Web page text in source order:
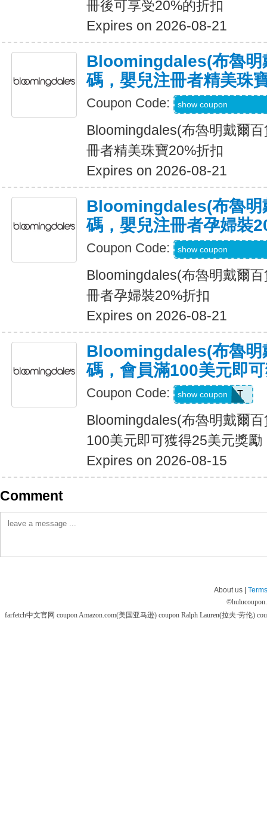
冊後可享受20%的折扣
Expires on 2026-08-21
Bloomingdales(布魯明
碼，嬰兒注冊者精美珠
Coupon Code: Code Provided
show coupon
Bloomingdales(布魯明戴爾
冊者精美珠寶20%折扣
Expires on 2026-08-21
Bloomingdales(布魯明
碼，嬰兒注冊者孕婦裝
Coupon Code: Code Provided
show coupon
Bloomingdales(布魯明戴爾
冊者孕婦裝20%折扣
Expires on 2026-08-21
Bloomingdales(布魯明
碼，會員滿100美元即
Coupon Code: LOYALLIST
show coupon
Bloomingdales(布魯明戴爾
100美元即可獲得25美元獎勵
Expires on 2026-08-15
Comment
About us |
©
farfetch中文官网 couponAmazon.com(美国亚马逊) coupon Ralph Lauren(拉夫·劳伦)